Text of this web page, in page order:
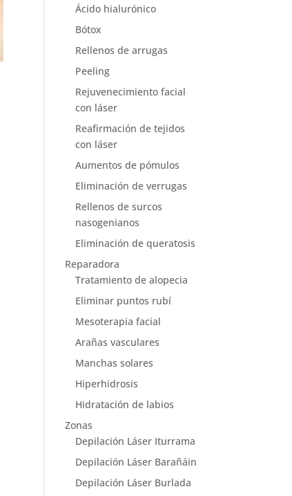
Ácido hialurónico
Bótox
Rellenos de arrugas
Peeling
Rejuvenecimiento facial
con láser
Reafirmación de tejidos
con láser
Aumentos de pómulos
Eliminación de verrugas
Rellenos de surcos
nasogenianos
Eliminación de queratosis
Reparadora
Tratamiento de alopecia
Eliminar puntos rubí
Mesoterapia facial
Arañas vasculares
Manchas solares
Hiperhidrosis
Hidratación de labios
Zonas
Depilación Láser Iturrama
Depilación Láser Barañáin
Depilación Láser Burlada